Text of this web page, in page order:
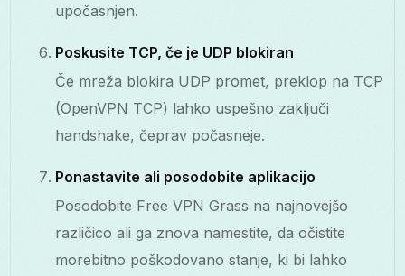
upočasnjen.
Poskusite TCP, če je UDP blokiran
Če mreža blokira UDP promet, preklop na TCP
(OpenVPN TCP) lahko uspešno zaključi
handshake, čeprav počasneje.
Ponastavite ali posodobite aplikacijo
Posodobite Free VPN Grass na najnovejšo
različico ali ga znova namestite, da očistite
morebitno poškodovano stanje, ki bi lahko